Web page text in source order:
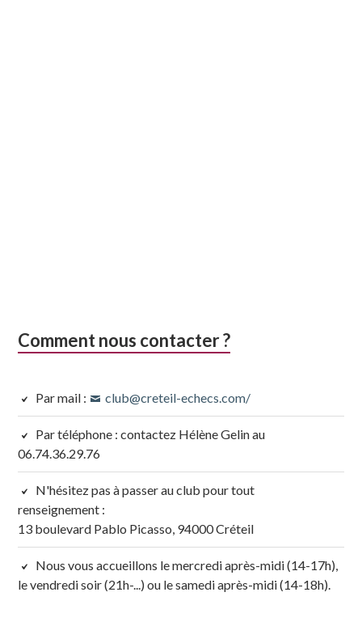
Comment nous contacter ?
Par mail : club@creteil-echecs.com/
Par téléphone : contactez Hélène Gelin au
06.74.36.29.76
N'hésitez pas à passer au club pour tout
renseignement :
13 boulevard Pablo Picasso, 94000 Créteil
Nous vous accueillons le mercredi après-midi (14-17h),
le vendredi soir (21h-...) ou le samedi après-midi (14-18h).